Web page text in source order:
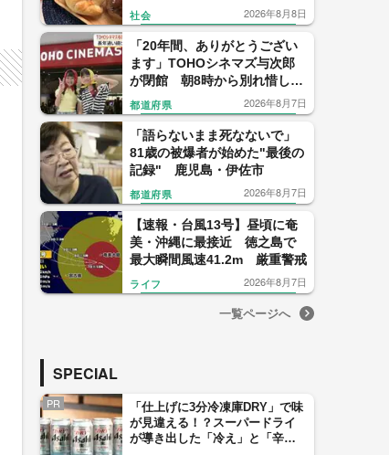
人々が集った理由
社会 2026年8月8日
「20年間、ありがとうござい
ます」TOHOシネマズ与次郎
が閉館 朝8時から別れ惜しむ
ファンも【鹿児島】
都道府県 2026年8月7日
「語らないまま死なないで」
81歳の被爆者が始めた"最後の
記録" 鹿児島・伊佐市
都道府県 2026年8月7日
【速報・台風13号】昼頃に奄
美・沖縄に最接近 徳之島で
最大瞬間風速41.2m 厳重警戒
ライフ 2026年8月7日
一覧ページへ
SPECIAL
PR
「仕上げに3分冷凍庫DRY」で味
が見違える！？スーパードライ
が導き出した「冷え」と「辛